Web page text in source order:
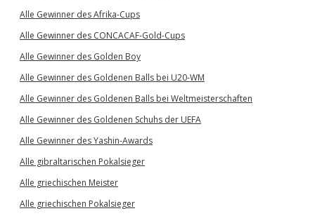
Alle Gewinner des Afrika-Cups
Alle Gewinner des CONCACAF-Gold-Cups
Alle Gewinner des Golden Boy
Alle Gewinner des Goldenen Balls bei U20-WM
Alle Gewinner des Goldenen Balls bei Weltmeisterschaften
Alle Gewinner des Goldenen Schuhs der UEFA
Alle Gewinner des Yashin-Awards
Alle gibraltarischen Pokalsieger
Alle griechischen Meister
Alle griechischen Pokalsieger